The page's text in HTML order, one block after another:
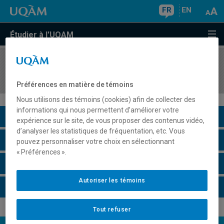
FR EN
Étudier à l'UQAM
COURS//
Description du cours
Horaire - Été 2026
Préférences en matière de témoins
Nous utilisons des témoins (cookies) afin de collecter des
informations qui nous permettent d’améliorer votre
expérience sur le site, de vous proposer des contenus vidéo,
d’analyser les statistiques de fréquentation, etc. Vous
pouvez personnaliser votre choix en sélectionnant
« Préférences ».
Tout refuser
Autoriser les témoins